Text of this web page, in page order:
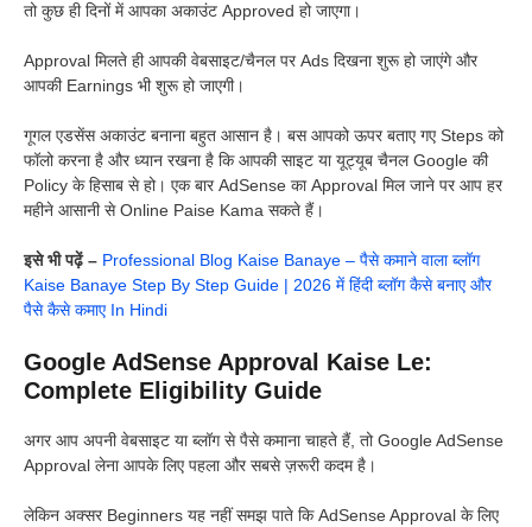
तो कुछ ही दिनों में आपका अकाउंट Approved हो जाएगा।
Approval मिलते ही आपकी वेबसाइट/चैनल पर Ads दिखना शुरू हो जाएंगे और
आपकी Earnings भी शुरू हो जाएगी।
गूगल एडसेंस अकाउंट बनाना बहुत आसान है। बस आपको ऊपर बताए गए Steps को
फॉलो करना है और ध्यान रखना है कि आपकी साइट या यूट्यूब चैनल Google की
Policy के हिसाब से हो। एक बार AdSense का Approval मिल जाने पर आप हर
महीने आसानी से Online Paise Kama सकते हैं।
इसे भी पढ़ें – Professional Blog Kaise Banaye – पैसे कमाने वाला ब्लॉग
Kaise Banaye Step By Step Guide | 2026 में हिंदी ब्लॉग कैसे बनाए और
पैसे कैसे कमाए In Hindi
Google AdSense Approval Kaise Le:
Complete Eligibility Guide
अगर आप अपनी वेबसाइट या ब्लॉग से पैसे कमाना चाहते हैं, तो Google AdSense
Approval लेना आपके लिए पहला और सबसे ज़रूरी कदम है।
लेकिन अक्सर Beginners यह नहीं समझ पाते कि AdSense Approval के लिए